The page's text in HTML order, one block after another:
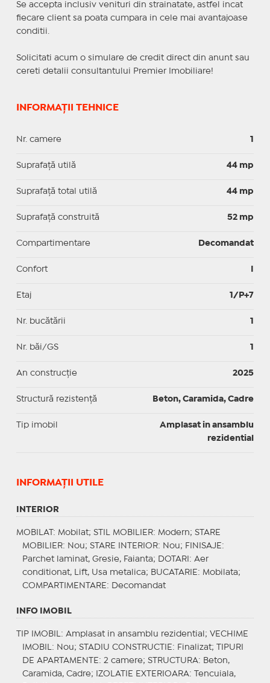
Se accepta inclusiv venituri din strainatate, astfel incat
fiecare client sa poata cumpara in cele mai avantajoase
conditii.
Solicitati acum o simulare de credit direct din anunt sau
cereti detalii consultantului Premier Imobiliare!
INFORMAȚII TEHNICE
Nr. camere 1
Suprafaţă utilă 44 mp
Suprafaţă total utilă 44 mp
Suprafaţă construită 52 mp
Compartimentare Decomandat
Confort
Etaj 1/P+7
Nr. bucătării 1
Nr. băi/GS 1
An construcție 2025
Structură rezistență Beton, Caramida, Cadre
Tip imobil
Amplasat in ansamblu
rezidential
INFORMAŢII UTILE
INTERIOR
MOBILAT : Mobilat; STIL MOBILIER: Modern; STARE
MOBILIER: Nou; STARE INTERIOR: Nou; FINISAJE :
Parchet laminat, Gresie, Faianta;
DOTARI : Aer
conditionat, Lift, Usa metalica; BUCATARIE : Mobilata;
COMPARTIMENTARE : Decomandat
INFO IMOBIL
TIP IMOBIL : Amplasat in ansamblu rezidential; VECHIME
IMOBIL : Nou; STADIU CONSTRUCTIE : Finalizat;
TIPURI
DE APARTAMENTE : 2 camere; STRUCTURA: Beton,
Caramida, Cadre;
IZOLATIE EXTERIOARA: Tencuiala,